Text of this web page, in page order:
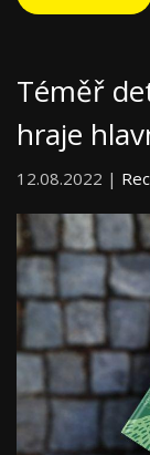
Téměř
hraje
12.08.2022 |